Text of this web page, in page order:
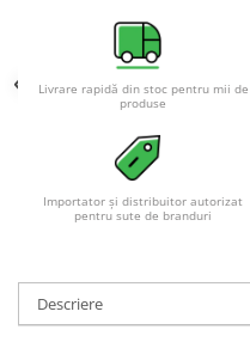
SLA AGM (Sealed Lead Acid)
Deep Cycle - Tractiune/Semi-
Marine & Caravan
Sisteme de management
Redresoare, incarcatoare si
Livrare rapidă din stoc pentru mii de
produse
Importator și distribuitor autorizat
pentru sute de branduri
Descriere